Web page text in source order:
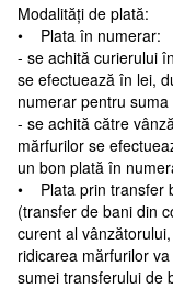
Modalități de plată:
• Plata în numerar:
- se achită curierului
se efectuează în lei,
numerar pentru suma
- se achită către
mărfurilor se
un bon plată în
• Plata prin transfer
(transfer de bani din
curent al
ridicarea mărfurilor
sumei transferului de